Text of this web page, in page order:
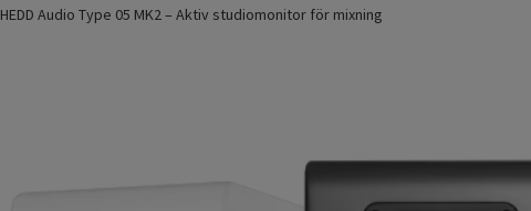
HEDD Audio Type 05 MK2 – Aktiv studiomonitor för mixning